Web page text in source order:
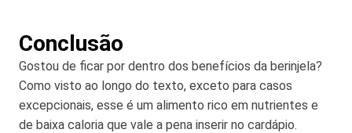
Conclusão
Gostou de ficar por dentro dos benefícios da berinjela?
Como visto ao longo do texto, exceto para casos
excepcionais, esse é um alimento rico em nutrientes e
de baixa caloria que vale a pena inserir no cardápio.